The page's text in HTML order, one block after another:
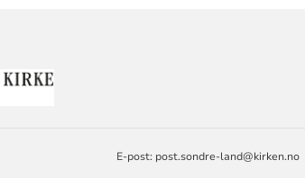
E-post: post.sondre-land@kirken.no